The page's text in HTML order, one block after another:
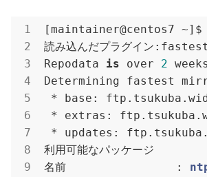
[maintainer@centos7
読み込んだプラグイン
Repodata is over 2
Determining fastest
* base:
* extras:
* updates:
利用可能なパッケージ
名前                :